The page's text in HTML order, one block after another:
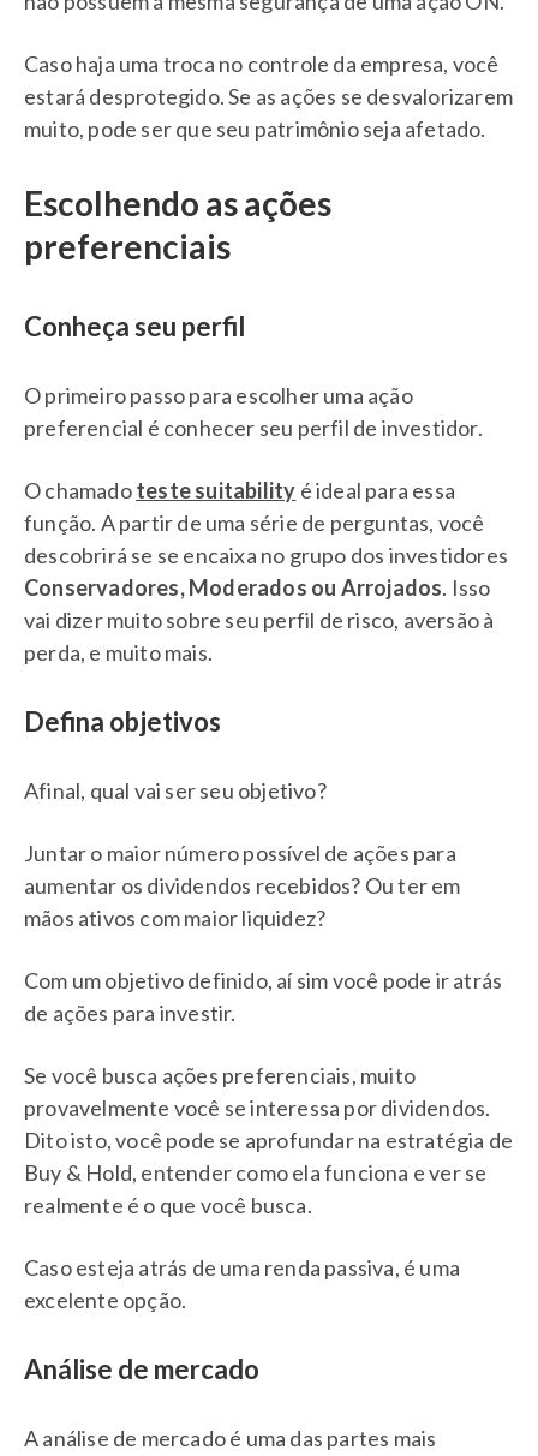
Caso haja uma troca no controle da empresa, você
estará desprotegido. Se as ações se desvalorizarem
muito, pode ser que seu patrimônio seja afetado.
Escolhendo as ações
preferenciais
Conheça seu perfil
O primeiro passo para escolher uma ação
preferencial é conhecer seu perfil de investidor.
O chamadoteste suitability é ideal para essa
função. A partir de uma série de perguntas, você
descobrirá se se encaixa no grupo dos investidores
Conservadores, Moderados ou Arrojados. Isso
vai dizer muito sobre seu perfil de risco, aversão à
perda, e muito mais.
Defina objetivos
Afinal, qual vai ser seu objetivo?
Juntar o maior número possível de ações para
aumentar os dividendos recebidos? Ou ter em
mãos ativos com maior liquidez?
Com um objetivo definido, aí sim você pode ir atrás
de ações para investir.
Se você busca ações preferenciais, muito
provavelmente você se interessa por dividendos.
Dito isto, você pode se aprofundar na estratégia de
Buy & Hold, entender como ela funciona e ver se
realmente é o que você busca.
Caso esteja atrás de uma renda passiva, é uma
excelente opção.
Análise de mercado
A análise de mercado é uma das partes mais